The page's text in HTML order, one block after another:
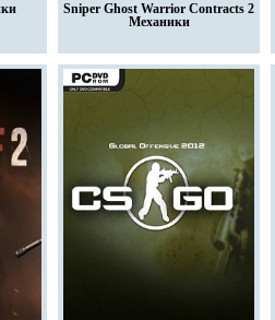
Sniper Ghost Warrior Contracts 2
Механики